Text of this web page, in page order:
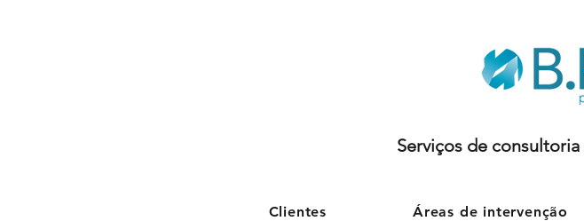
Serviços de
Clientes Áreas de intervenção